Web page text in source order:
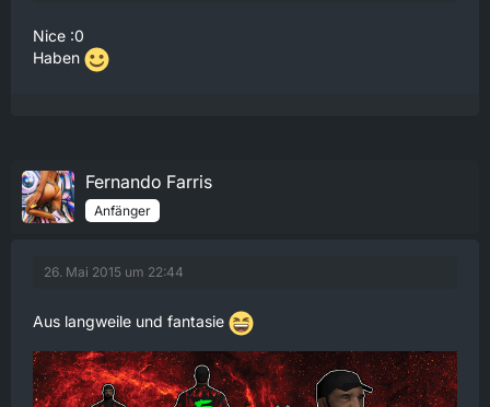
Nice :0
Haben
Fernando Farris
Anfänger
26. Mai 2015 um 22:44
Aus langweile und fantasie